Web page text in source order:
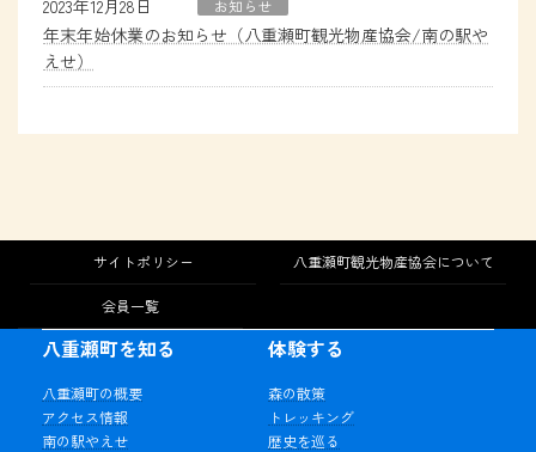
2023年12月28日 お知らせ
年末年始休業のお知らせ（八重瀬町観光物産協会/南の駅や
えせ）
サイトポリシー 八重瀬町観光物産協会について
会員一覧
八重瀬町を知る
八重瀬町の概要
アクセス情報
南の駅やえせ
体験する
森の散策
トレッキング
歴史を巡る